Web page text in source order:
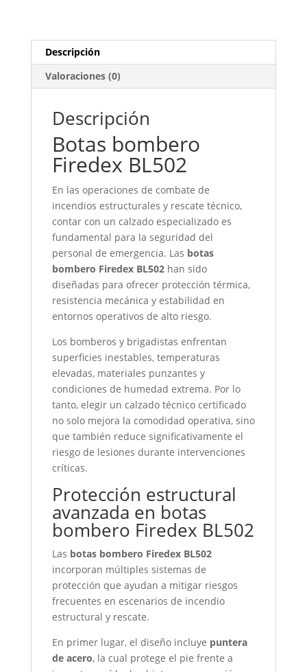
Descripción
Valoraciones (0)
Descripción
Botas bombero
Firedex BL502
En las operaciones de combate de
incendios estructurales y rescate técnico,
contar con un calzado especializado es
fundamental para la seguridad del
personal de emergencia. Las botas
bombero Firedex BL502han sido
diseñadas para ofrecer protección térmica,
resistencia mecánica y estabilidad en
entornos operativos de alto riesgo.
Los bomberos y brigadistas enfrentan
superficies inestables, temperaturas
elevadas, materiales punzantes y
condiciones de humedad extrema. Por lo
tanto, elegir un calzado técnico certificado
no solo mejora la comodidad operativa, sino
que también reduce significativamente el
riesgo de lesiones durante intervenciones
críticas.
Protección estructural
avanzada en botas
bombero Firedex BL502
Las botas bombero Firedex BL502
incorporan múltiples sistemas de
protección que ayudan a mitigar riesgos
frecuentes en escenarios de incendio
estructural y rescate.
En primer lugar, el diseño incluye puntera
de acero, la cual protege el pie frente a